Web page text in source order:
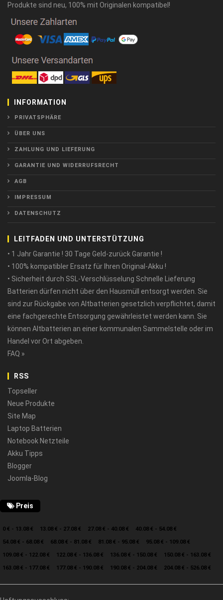
Produkte sind neu, 100% mit Originalen kompatibel!
INFORMATION
PRIVATSPHÄRE
ÜBER UNS
ZAHLUNG UND LIEFERUNG
GARANTIE UND WIDERRUFSRECHT
AGB
IMPRESSUM
DATENSCHUTZ
LEITFADEN UND UNTERSTÜTZUNG
• 1 Jahr Garantie ! 30 Tage Geld-zurück Garantie !
• 100% kompatibler Ersatz für Ihren Original-Akku !
• Sicherheit durch SSL-Verschlüsselung Schnelle Lieferung
Batterien dürfen nicht über den Hausmüll entsorgt werden. Sie
sind zur Rückgabe von Altbatterien gesetzlich verpflichtet, damit
eine fachgerechte Entsorgung gewährleistet werden kann. Sie
können Altbatterien an einer kommunalen Sammelstelle oder im
Handel vor Ort abgeben.
FAQ »
RSS
Topseller
Neue Produkte
Site Map
Laptop Batterien
Notebook Netzteile
Akku Tipps
Blogger
Joomla-Blog
Preis
0 € - 13.08 € 13.08 € - 27.08 € 27.08 € - 40.08 €
40.08 € - 54.08 €
54.08 € - 68.08 €
68.08 € - 81.08 € 81.08 € - 95.08 €
95.08 € - 109.08 €
109.08 € - 122.08 €
122.08 € - 136.08 € 136.08 € - 150.08 €
150.08 € - 163.08 €
163.08 € - 177.08 €
177.08 € - 190.08 € 190.08 € - 204.08 € 204.08 € - 526.08 €